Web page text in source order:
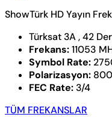
ShowTürk HD Yayın
Türksat 3A , 42
Frekans:11053
Symbol Rate:
Polarizasyon:
FEC Rate: 3/4
TÜM FREKANSLAR